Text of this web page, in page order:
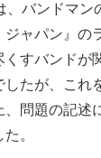
、バンドマン
ャパン』の
すバンドが
たが、これ
問題の記述
。